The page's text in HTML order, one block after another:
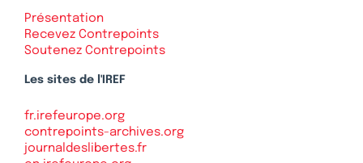
Présentation
Recevez Contrepoints
Soutenez Contrepoints
Les sites de l'IREF
fr.irefeurope.org
contrepoints-archives.org
journaldeslibertes.fr